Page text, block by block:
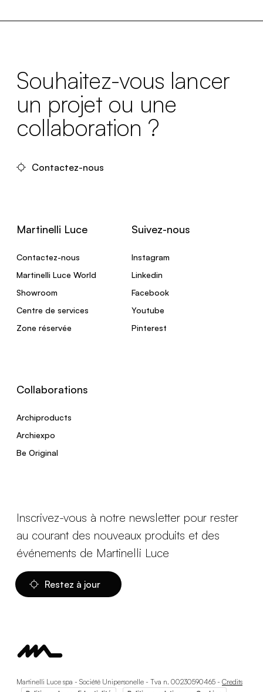
Souhaitez-vous lancer
un projet ou une
collaboration ?
Contactez-nous
Martinelli Luce
Contactez-nous
Martinelli Luce World
Showroom
Centre de services
Zone réservée
Suivez-nous
Instagram
Linkedin
Facebook
Youtube
Pinterest
Collaborations
Archiproducts
Archiexpo
Be Original
Inscrivez-vous à notre newsletter pour rester
au courant des nouveaux produits et des
événements de Martinelli Luce
Restez à jour
Martinelli Luce spa - Société Unipersonelle - Tva n. 00230590465 - Credits